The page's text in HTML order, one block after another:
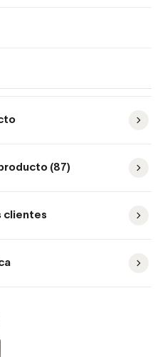
(87)
clientes